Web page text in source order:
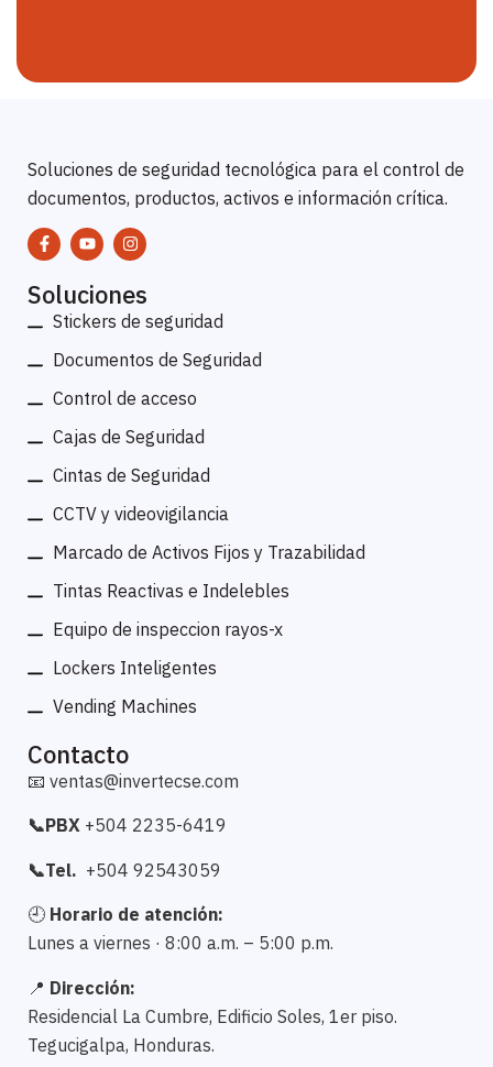
Soluciones de seguridad tecnológica para el control de
documentos, productos, activos e información crítica.
Soluciones
Stickers de seguridad
Documentos de Seguridad
Control de acceso
Cajas de Seguridad
Cintas de Seguridad
CCTV y videovigilancia
Marcado de Activos Fijos y Trazabilidad
Tintas Reactivas e Indelebles
Equipo de inspeccion rayos-x
Lockers Inteligentes
Vending Machines
Contacto
📧 ventas@invertecse.com
📞PBX +504 2235-6419
📞Tel. +504 92543059
🕘 Horario de atención:
Lunes a viernes · 8:00 a.m. – 5:00 p.m.
📍 Dirección:
Residencial La Cumbre, Edificio Soles, 1er piso.
Tegucigalpa, Honduras.